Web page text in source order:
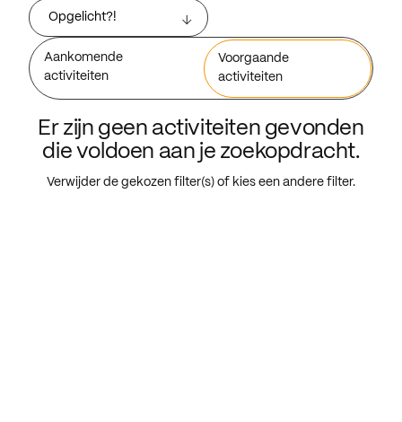
Opgelicht?!
Aankomende
activiteiten
Voorgaande
activiteiten
Er zijn geen activiteiten gevonden
die voldoen aan je zoekopdracht.
Verwijder de gekozen filter(s) of kies een andere filter.